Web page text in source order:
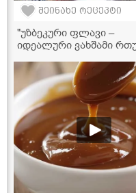
შეინახე რეცეპტი
"უზბეკური ფლავი –
იდეალური ვახშამი
ვიდეორეცეპტი